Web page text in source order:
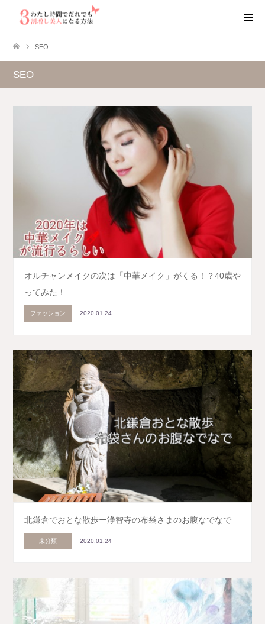
SEO
SEO
オルチャンメイクの次は「中華メイク」がくる！？40歳や
ってみた！
ファッション 2020.01.24
北鎌倉でおとな散歩ー浄智寺の布袋さまのお腹なでなで
未分類 2020.01.24